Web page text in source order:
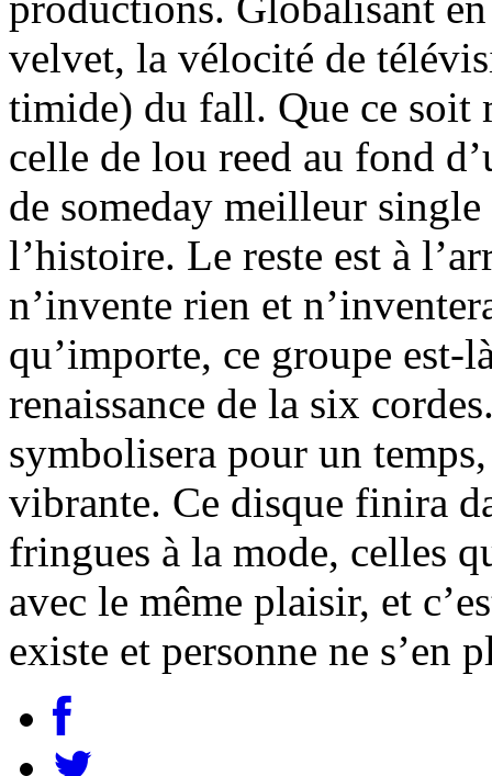
velvet, la vélocité de
timide) du fall. Que ce soit
celle de lou reed au fond
de someday meilleur
l’histoire. Le reste est à
n’invente rien et
qu’importe, ce groupe est-
renaissance de la six
symbolisera pour un
vibrante. Ce disque finira
fringues à la mode, celles
avec le même plaisir, et
existe et personne ne s’en